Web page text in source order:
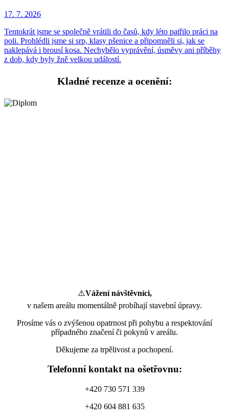
17. 7. 2026
Tentokrát jsme se společně vrátili do časů, kdy léto patřilo práci na
poli. Prohlédli jsme si srp, klasy pšenice a připomněli si, jak se
naklepává i brousí kosa. Nechybělo vyprávění, úsměvy ani příběhy
z dob, kdy byly žně velkou událostí.
Kladné recenze a ocenění:
⚠️Vážení návštěvníci,
v našem areálu momentálně probíhají stavební úpravy.
Prosíme vás o zvýšenou opatrnost při pohybu a respektování
případného značení či pokynů v areálu.
Děkujeme za trpělivost a pochopení.
Telefonní kontakt na ošetřovnu:
+420 730 571 339
+420 604 881 635